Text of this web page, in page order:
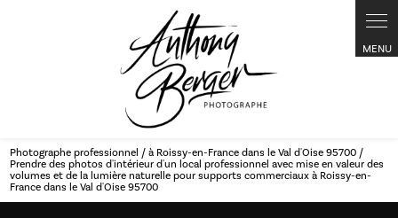
Photographe professionnel / à Roissy-en-France dans le Val d'Oise 95700 /
Prendre des photos d'intérieur d'un local professionnel avec mise en valeur des
volumes et de la lumière naturelle pour supports commerciaux à Roissy-en-
France dans le Val d'Oise 95700
Panneau de gestion des cookies